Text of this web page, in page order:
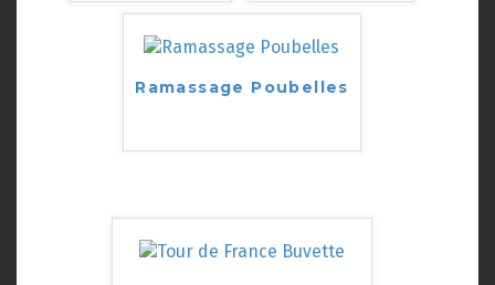
Ramassage Poubelles